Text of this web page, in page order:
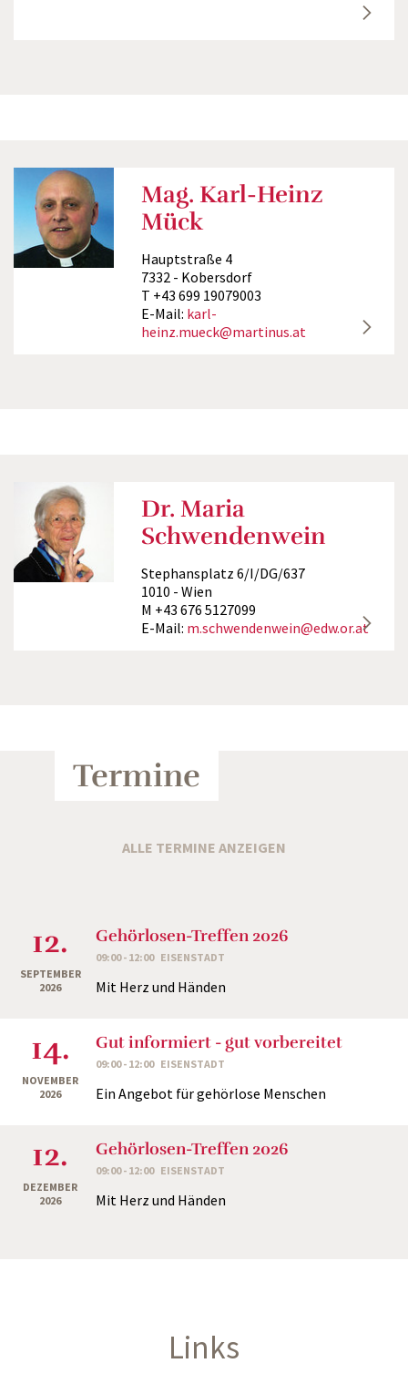
Mag. Karl-Heinz
Mück
Hauptstraße 4
7332 - Kobersdorf
T +43 699 19079003
E-Mail: karl-
heinz.mueck@martinus.at
Dr. Maria
Schwendenwein
Stephansplatz 6/I/DG/637
1010 - Wien
M +43 676 5127099
E-Mail: m.schwendenwein@edw.or.at
Termine
ALLE TERMINE ANZEIGEN
12.
SEPTEMBER
2026
Gehörlosen-Treffen 2026
09:00 - 12:00 EISENSTADT
Mit Herz und Händen
14.
NOVEMBER
2026
Gut informiert - gut vorbereitet
09:00 - 12:00 EISENSTADT
Ein Angebot für gehörlose Menschen
12.
DEZEMBER
2026
Gehörlosen-Treffen 2026
09:00 - 12:00 EISENSTADT
Mit Herz und Händen
Links